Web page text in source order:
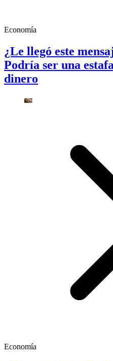
Economía
¿Le llegó este
Podría ser una
dinero
Economía